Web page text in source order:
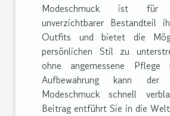
Modeschmuck ist
unverzichtbarer Bestandteil
Outfits und bietet die
persönlichen Stil zu
ohne angemessene Pflege
Aufbewahrung kann
Modeschmuck schnell
Beitrag entführt Sie in die